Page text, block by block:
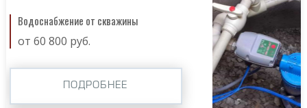
Водоснабжение от скважины
от 60 800 руб.
ПОДРОБНЕЕ